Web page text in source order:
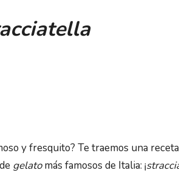
y fresquito? Te traemos una
gelatomás famosos de Italia: ¡